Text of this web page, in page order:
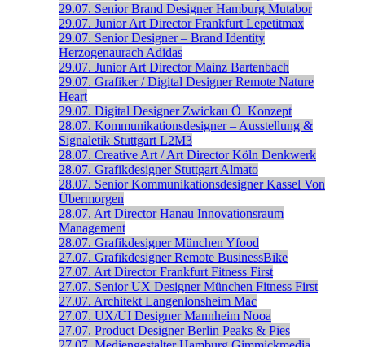
29.07. Senior Brand Designer Hamburg Mutabor
29.07. Junior Art Director Frankfurt Lepetitmax
29.07. Senior Designer – Brand Identity
Herzogenaurach Adidas
29.07. Junior Art Director Mainz Bartenbach
29.07. Grafiker / Digital Designer Remote Nature
Heart
29.07. Digital Designer Zwickau Ö_Konzept
28.07. Kommunikationsdesigner – Ausstellung &
Signaletik Stuttgart L2M3
28.07. Creative Art / Art Director Köln Denkwerk
28.07. Grafikdesigner Stuttgart Almato
28.07. Senior Kommunikations­designer Kassel Von
Übermorgen
28.07. Art Director Hanau Innovationsraum
Management
28.07. Grafikdesigner München Yfood
27.07. Grafikdesigner Remote BusinessBike
27.07. Art Director Frankfurt Fitness First
27.07. Senior UX Designer München Fitness First
27.07. Architekt Langenlonsheim Mac
27.07. UX/UI Designer Mannheim Nooa
27.07. Product Designer Berlin Peaks & Pies